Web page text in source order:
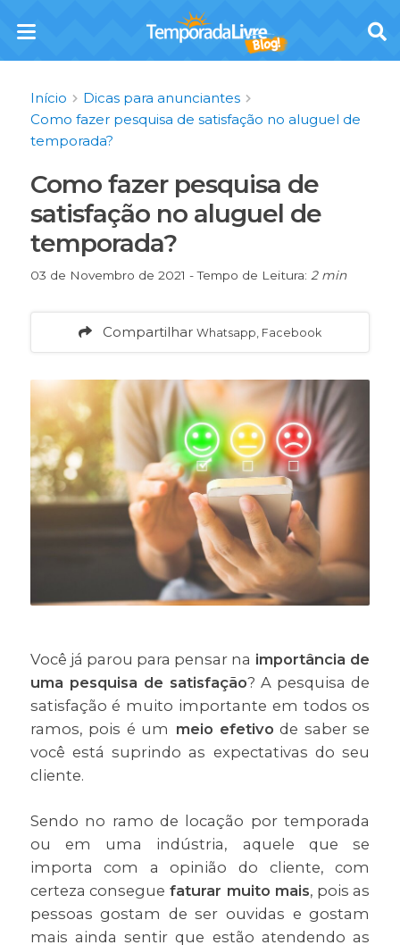
Início
Dicas para anunciantes
Como fazer pesquisa de satisfação no aluguel de
temporada?
Como fazer pesquisa de
satisfação no aluguel de
temporada?
03 de Novembro de 2021 - Tempo de Leitura: 2 min
Compartilhar Whatsapp, Facebook
Você já parou para pensar na importância de
uma pesquisa de satisfação? A pesquisa de
satisfação é muito importante em todos os
ramos, pois é um meio efetivo de saber se
você está suprindo as expectativas do seu
cliente.
Sendo no ramo de locação por temporada
ou em uma indústria, aquele que se
importa com a opinião do cliente, com
certeza consegue faturar muito mais, pois as
pessoas gostam de ser ouvidas e gostam
mais ainda sentir que estão atendendo as